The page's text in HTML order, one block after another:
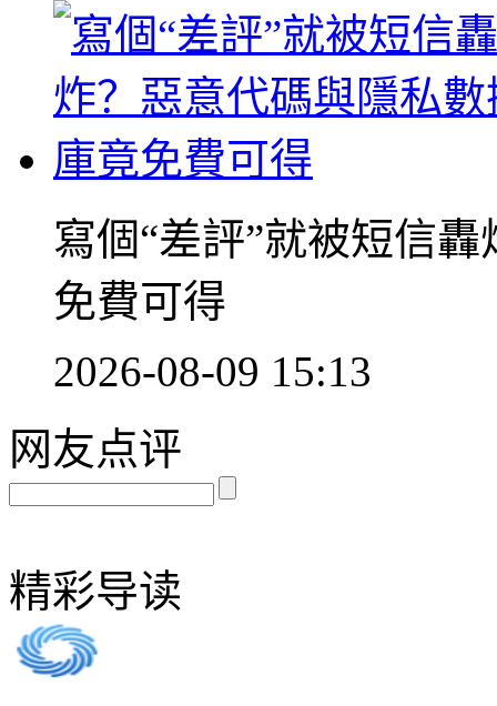
寫個“差評”就被短信
免費可得
2026-08-09 15:13
网友点评
精彩导读